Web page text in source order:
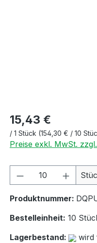
15,43 €
/ 1 Stück (154,30 € / 10
Preise exkl. MwSt.
Produkt
Produktnummer:
Bestelleinheit: 10
Lagerbestand:
wird